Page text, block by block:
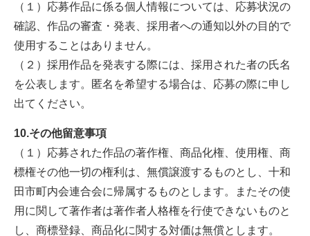
（１）応募作品に係る個人情報については、応募状況の
確認、作品の審査・発表、採用者への通知以外の目的で
使用することはありません。
（２）採用作品を発表する際には、採用された者の氏名
を公表します。匿名を希望する場合は、応募の際に申し
出てください。
10.その他留意事項
（１）応募された作品の著作権、商品化権、使用権、商
標権その他一切の権利は、無償譲渡するものとし、十和
田市町内会連合会に帰属するものとします。またその使
用に関して著作者は著作者人格権を行使できないものと
し、商標登録、商品化に関する対価は無償とします。